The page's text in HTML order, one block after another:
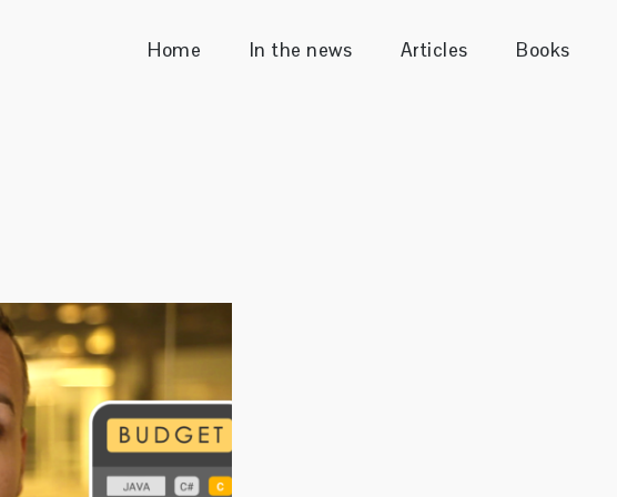
Home In the news Articles Books